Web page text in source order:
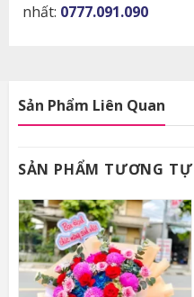
nhất: 0777.091.090
Sản Phẩm Liên Quan
SẢN PHẨM TƯƠNG TỰ